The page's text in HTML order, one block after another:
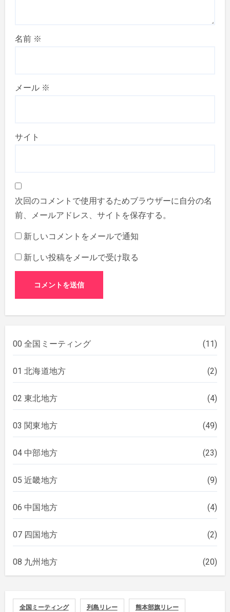
名前 ※
メール ※
サイト
次回のコメントで使用するためブラウザーに自分の名
前、メールアドレス、サイトを保存する。
新しいコメントをメールで通知
新しい投稿をメールで受け取る
00 全国ミーティング (11)
01 北海道地方 (2)
02 東北地方 (4)
03 関東地方 (49)
04 中部地方 (23)
05 近畿地方 (9)
06 中国地方 (4)
07 四国地方 (2)
08 九州地方 (20)
全国ミーティング 列島リレー 熊本部旗リレー